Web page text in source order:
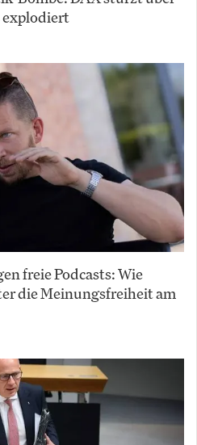
explodiert
freie Podcasts: Wie
die Meinungsfreiheit am